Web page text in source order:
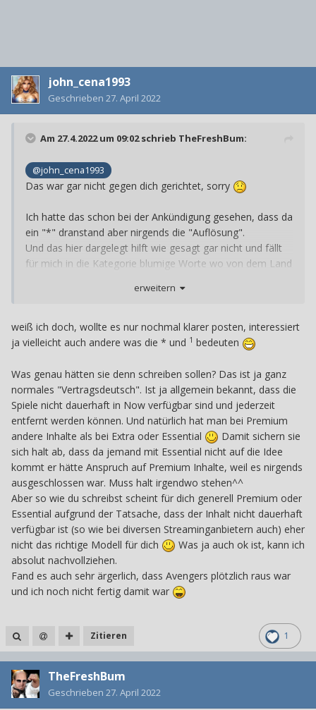
john_cena1993
Geschrieben 27. April 2022
Am 27.4.2022 um 09:02 schrieb TheFreshBum:
@john_cena1993
Das war gar nicht gegen dich gerichtet, sorry
Ich hatte das schon bei der Ankündigung gesehen, dass da
ein "*" dranstand aber nirgends die "Auflösung".
Und das hier dargelegt hilft wie gesagt gar nicht und fällt
für mich in die Kategorie blumige Worte wo von dem Land
überhaupt etwas zu sagen:
Paket. Weitere Informationen und Updates zu PlayStation
Plus-Angeboten findest du unter
fortlaufendes Abonnement, für welches eine
wiederkehrende Abonnementgebühr berechnet wird, die
bis zur Kündigung automatisch abgebucht wird. Es gelten
Altersbeschränkungen. Es gelten die
Nutzungsbedingungen:play.st/psplus-usageterms
erweitern
weiß ich doch, wollte es nur nochmal klarer posten, interessiert
ja vielleicht auch andere was die * und 1 bedeuten
Was genau hätten sie denn schreiben sollen? Das ist ja ganz
normales "Vertragsdeutsch". Ist ja allgemein bekannt, dass die
Spiele nicht dauerhaft in Now verfügbar sind und jederzeit
entfernt werden können. Und natürlich hat man bei Premium
andere Inhalte als bei Extra oder Essential
Damit sichern sie
sich halt ab, dass da jemand mit Essential nicht auf die Idee
kommt er hätte Anspruch auf Premium Inhalte, weil es nirgends
ausgeschlossen war. Muss halt irgendwo stehen^^
Aber so wie du schreibst scheint für dich generell Premium oder
Essential aufgrund der Tatsache, dass der Inhalt nicht dauerhaft
verfügbar ist (so wie bei diversen Streaminganbietern auch) eher
nicht das richtige Modell für dich
Was ja auch ok ist, kann ich
absolut nachvollziehen.
Fand es auch sehr ärgerlich, dass Avengers plötzlich raus war
und ich noch nicht fertig damit war
1
Zitieren
TheFreshBum
Geschrieben 27. April 2022